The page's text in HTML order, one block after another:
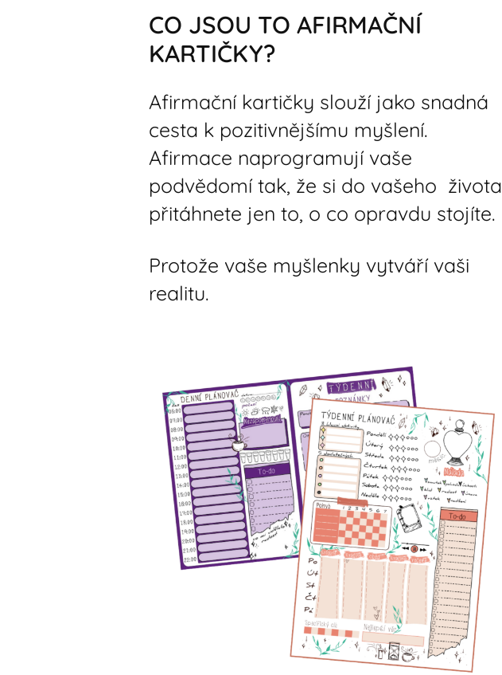
CO JSOU TO AFIRMAČNÍ
KARTIČKY?
Afirmační kartičky slouží jako snadná
cesta k pozitivnějšímu myšlení.
Afirmace naprogramují vaše
podvědomí tak, že si do vašeho života
přitáhnete jen to, o co opravdu stojíte.
Protože vaše myšlenky vytváří vaši
realitu.